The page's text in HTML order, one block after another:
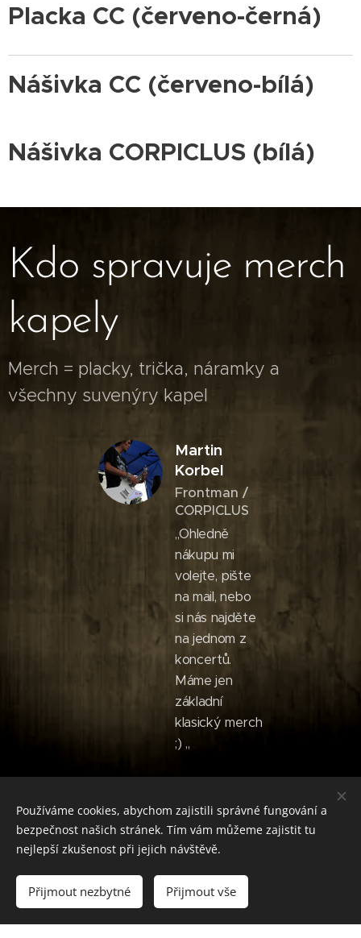
Placka CC (červeno-černá)
Nášivka CC (červeno-bílá)
Nášivka CORPICLUS (bílá)
Kdo spravuje merch
kapely
Merch = placky, trička, náramky a
všechny suvenýry kapel
Martin
Korbel
Frontman /
CORPICLUS
,,Ohledně
nákupu mi
volejte, pište
na mail, nebo
si nás najděte
na jednom z
koncertů.
Máme jen
základní
klasický merch
;) ,,
© 2016 Corpiclus / Stále ve zkušebně, to je úděl kapely!
Vytvořeno službou Webnode
Vytvořte si webové stránky zdarma!
Používáme cookies, abychom zajistili správné fungování a
bezpečnost našich stránek. Tím vám můžeme zajistit tu
nejlepší zkušenost při jejich návštěvě.
Přijmout nezbytné Přijmout vše